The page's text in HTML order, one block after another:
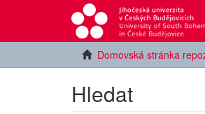
Domovská stránka
Hledat